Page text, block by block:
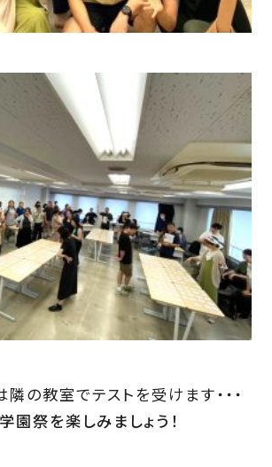
の教室でテストを受けます・・・
園祭を楽しみましょう！